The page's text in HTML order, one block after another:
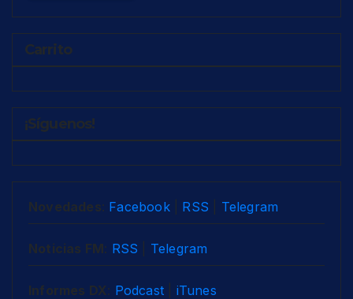
Carrito
¡Síguenos!
Novedades: Facebook| RSS Telegram
Noticias FM: RSS Telegram
Informes DX: Podcast iTunes